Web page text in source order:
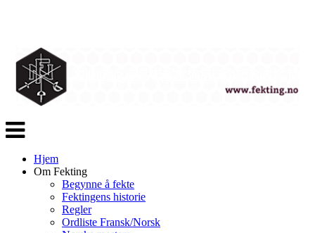
Veksle
navigasjon
Hjem
Om Fekting
Begynne å fekte
Fektingens historie
Regler
Ordliste Fransk/Norsk